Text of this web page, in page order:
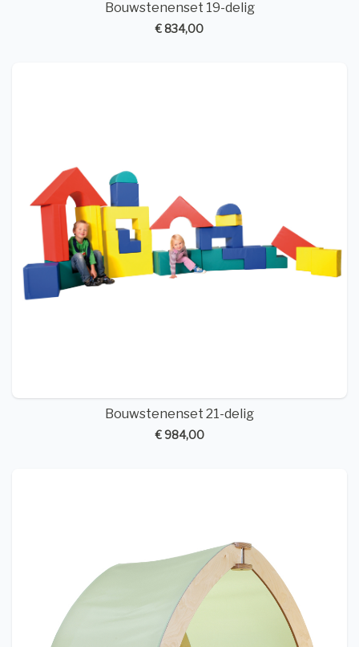
Bouwstenenset 19-delig
€ 834,00
Bouwstenenset 21-delig
€ 984,00